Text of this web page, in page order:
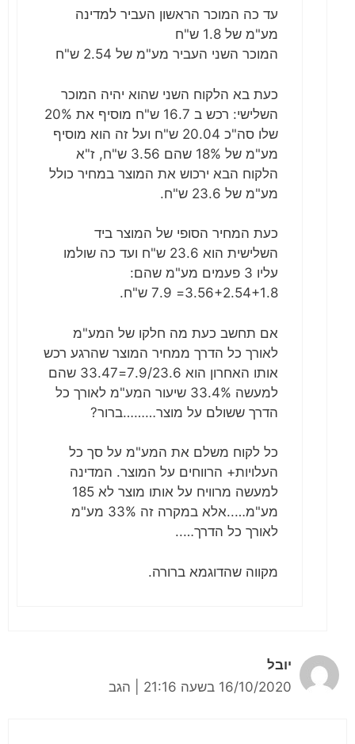
עד כה המוכר הראשון העביר למדינה
מע"מ של 1.8 ש"ח
המוכר השני העביר מע"מ של 2.54 ש"ח
כעת בא הלקוח השני שהוא יהיה המוכר
השלישי: רכש ב 16.7 ש"ח מוסיף את 20%
שלו סה"כ 20.04 ש"ח ועל זה הוא מוסיף
מע"מ של 18% שהם 3.56 ש"ח, ז"א
הלקוח הבא ירכוש את המוצר במחיר כולל
מע"מ של 23.6 ש"ח.
כעת המחיר הסופי של המוצר ביד
השלישית הוא 23.6 ש"ח ועד כה שולמו
עליו 3 פעמים מע"מ שהם:
3.56+2.54+1.8= 7.9 ש"ח.
אם תחשב כעת מה חלקו של המע"מ
לאורך כל הדרך ממחיר המוצר שהרגע רכש
אותו האחרון הוא 7.9/23.6=33.47 שהם
למעשה 33.4% שיעור המע"מ לאורך כל
הדרך ששולם על מוצר………ברור?
כל לקוח משלם את המע"מ על סך כל
העלויות+ הרווחים על המוצר. המדינה
למעשה מרוויח על אותו מוצר לא 185
מע"מ…..אלא במקרה זה 33% מע"מ
לאורך כל הדרך…..
מקווה שהדוגמא ברורה.
יובל
16/10/2020 בשעה 21:16
הגב